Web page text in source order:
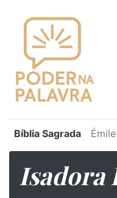
Bíblia Sagrada
Isadora